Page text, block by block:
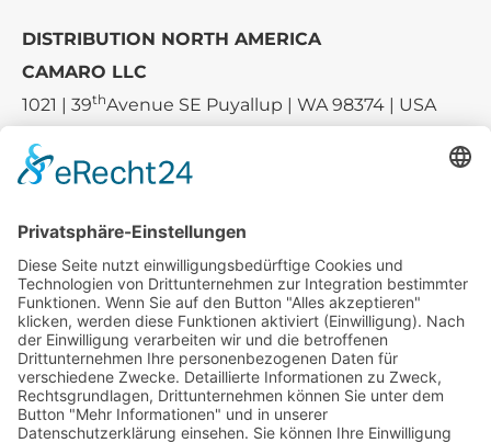
DISTRIBUTION NORTH AMERICA
CAMARO LLC
1021 | 39thAvenue SE Puyallup | WA 98374 | USA
Tel.:+1 253-867-57 35
Unternehmen
Service
Media